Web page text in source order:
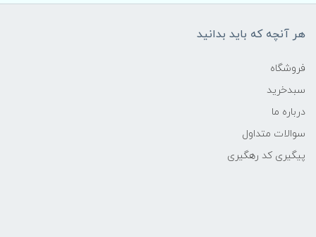
هر آنچه که باید بدانید
فروشگاه
سبدخرید
درباره ما
سوالات متداول
پیگیری کد رهگیری